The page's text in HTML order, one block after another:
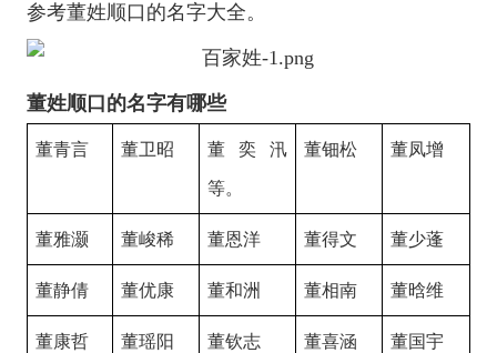
参考董姓顺口的名字大全。
董姓顺口的名字有哪些
董青言 董卫昭 董奕汛
等。
董钿松 董凤增
董雅灏 董峻稀 董恩洋 董得文 董少蓬
董静倩 董优康 董和洲 董相南 董晗维
董康哲 董瑶阳 董钦志 董喜涵 董国宇